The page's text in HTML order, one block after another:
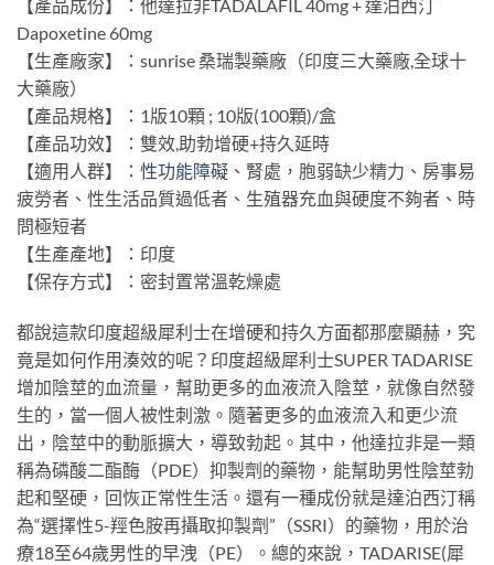
【產品成份】：他達拉非TADALAFIL 40mg + 達泊西汀
Dapoxetine 60mg
【生產廠家】：sunrise 桑瑞製藥廠（印度三大藥廠,全球十
大藥廠）
【產品規格】：1版10顆 ; 10版(100顆)/盒
【產品功效】：雙效,助勃增硬+持久延時
【適用人群】： 性功能障礙 、腎處，胞弱缺少精力、房事易
疲勞者、性生活品質過低者、生殖器充血與硬度不夠者、時
問極短者
【生產產地】：印度
【保存方式】：密封置常溫乾燥處
都說這款印度超級犀利士在增硬和持久方面都那麼顯赫，究
竟是如何作用湊效的呢？印度超級犀利士SUPER TADARISE
增加陰莖的血流量，幫助更多的血液流入陰莖，就像自然發
生的，當一個人被性刺激。隨著更多的血液流入和更少流
出，陰莖中的動脈擴大，導致勃起。其中，他達拉非是一類
稱為磷酸二酯酶（PDE）抑製劑的藥物，能幫助男性陰莖勃
起和堅硬，回恢正常性生活。還有一種成份就是達泊西汀稱
為“選擇性5-羥色胺再攝取抑製劑”（SSRI）的藥物，用於治
療18至64歲男性的早洩（PE）。總的來說，TADARISE(犀